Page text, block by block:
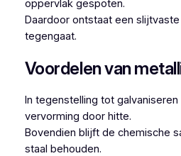
oppervlak gespoten.
Daardoor ontstaat een
tegengaat.
Voordelen van
In tegenstelling tot
vervorming door hitte.
Bovendien blijft de chemische
staal behouden.